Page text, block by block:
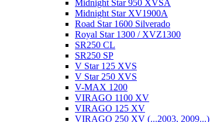
Midnight Star 950 XVSA
Midnight Star XV1900A
Road Star 1600 Silverado
Royal Star 1300 / XVZ1300
SR250 CL
SR250 SP
V Star 125 XVS
V Star 250 XVS
V-MAX 1200
VIRAGO 1100 XV
VIRAGO 125 XV
VIRAGO 250 XV (...2003, 2009...)